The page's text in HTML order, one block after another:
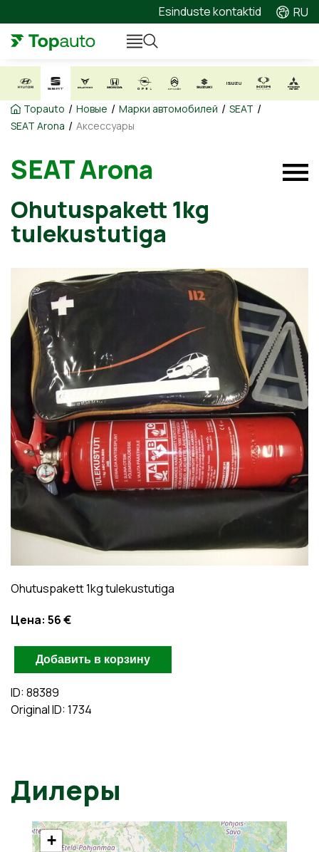
Esinduste kontaktid RU
Topauto / Новые / Марки автомобилей / SEAT /
SEAT Arona / Аксессуары
SEAT Arona
Ohutuspakett 1kg
tulekustutiga
Ohutuspakett 1kg tulekustutiga
Цена: 56 €
ID: 88389
Original ID: 1734
Дилеры
+